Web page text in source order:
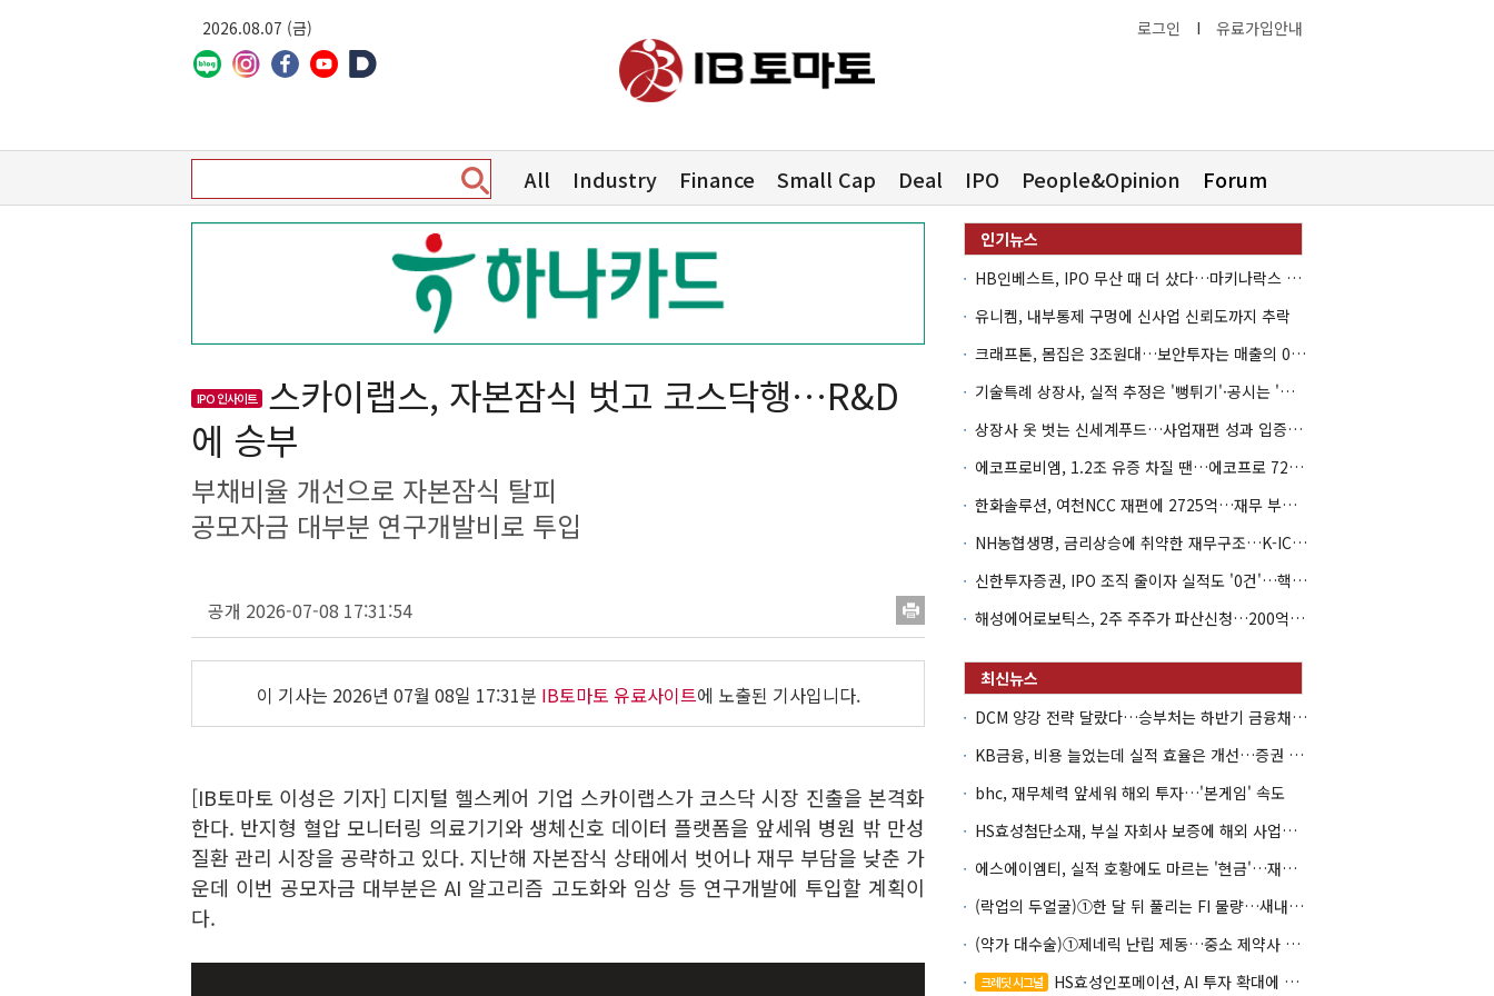
2026.08.07 (금) 로그인 I 유료가입안내
All Industry Finance Small Cap Deal IPO People&Opinion Forum
IPO 인사이트
스카이랩스, 자본잠식 벗고 코스닥행…R&D
에 승부
부채비율 개선으로 자본잠식 탈피
공모자금 대부분 연구개발비로 투입
공개 2026-07-08 17:31:54
이 기사는 2026년 07월 08일 17:31분 IB토마토 유료사이트에 노출된 기사입니다.
[IB토마토 이성은 기자] 디지털 헬스케어 기업 스카이랩스가 코스닥 시장 진출을 본격화
한다. 반지형 혈압 모니터링 의료기기와 생체신호 데이터 플랫폼을 앞세워 병원 밖 만성
질환 관리 시장을 공략하고 있다. 지난해 자본잠식 상태에서 벗어나 재무 부담을 낮춘 가
운데 이번 공모자금 대부분은 AI 알고리즘 고도화와 임상 등 연구개발에 투입할 계획이
다.
HB인베스트, IPO 무산 때 더 샀다…마키나락스 투자 2.7배 회수
유니켐, 내부통제 구멍에 신사업 신뢰도까지 추락
크래프톤, 몸집은 3조원대…보안투자는 매출의 0.4%
기술특례 상장사, 실적 추정은 '뻥튀기'·공시는 '누락'
상장사 옷 벗는 신세계푸드…사업재편 성과 입증할까
에코프로비엠, 1.2조 유증 차질 땐…에코프로 7270억 '독박'
한화솔루션, 여천NCC 재편에 2725억…재무 부담 커지나
NH농협생명, 금리상승에 취약한 재무구조…K-ICS 변동성 '주의보'
신한투자증권, IPO 조직 줄이자 실적도 '0건'…핵심 인력까지 이탈
해성에어로보틱스, 2주 주주가 파산신청…200억 CB 분쟁 확산
DCM 양강 전략 달랐다…승부처는 하반기 금융채 빅딜
KB금융, 비용 늘었는데 실적 효율은 개선…증권 호황 효과
bhc, 재무체력 앞세워 해외 투자…'본게임' 속도
HS효성첨단소재, 부실 자회사 보증에 해외 사업까지…부담 '가중'
에스에이엠티, 실적 호황에도 마르는 '현금'…재고·달러빚 부담 확대
(락업의 두얼굴)①한 달 뒤 풀리는 FI 물량…새내기주 오버행 경계
(약가 대수술)①제네릭 난립 제동…중소 제약사 수익성 비상
크레딧 시그널 HS효성인포메이션, AI 투자 확대에 실적 체력 강화